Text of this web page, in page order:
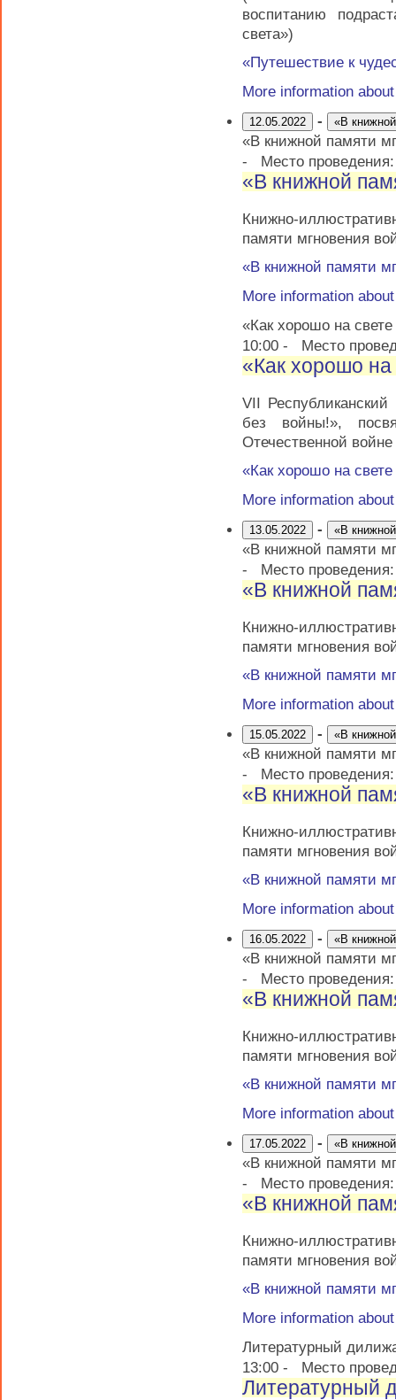
воспитанию
света»)
«Путешествие к
More information
12.05.2022 - «В
«В книжной памяти
-
Место
«В книжной
Книжно-
памяти мгновения
«В книжной памяти
More information
«Как хорошо на
10:00- Место
«Как хорошо
VII
без войны!»,
Отечественной войне
«Как хорошо на
More information
13.05.2022 - «В
«В книжной памяти
-
Место
«В книжной
Книжно-
памяти мгновения
«В книжной памяти
More information
15.05.2022 - «В
«В книжной памяти
-
Место
«В книжной
Книжно-
памяти мгновения
«В книжной памяти
More information
16.05.2022 - «В
«В книжной памяти
-
Место
«В книжной
Книжно-
памяти мгновения
«В книжной памяти
More information
17.05.2022 - «В
«В книжной памяти
-
Место
«В книжной
Книжно-
памяти мгновения
«В книжной памяти
More information
Литературный
13:00- Место
Литературный